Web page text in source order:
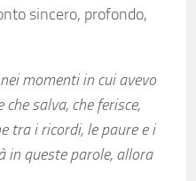
sincero, profondo,
momenti in cui avevo
salva, che ferisce,
tra i ricordi, le paure e i
in queste parole, allora